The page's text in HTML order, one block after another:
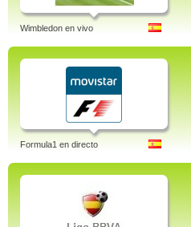
Wimbledon en vivo
Formula1 en directo